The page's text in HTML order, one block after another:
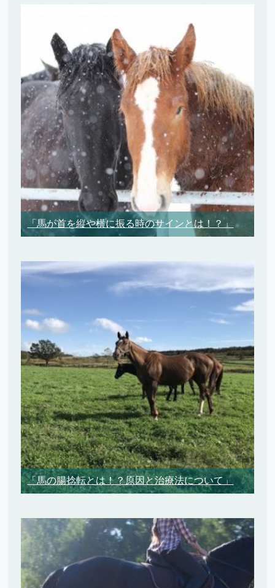
「馬が首を縦や横に振る時のサインとは！？」
「馬の腸捻転とは！？原因と治療法について」